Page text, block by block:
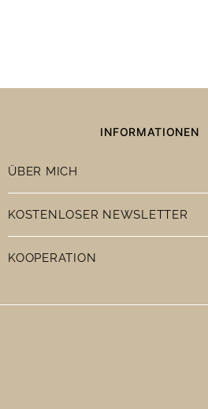
INFORMATIONEN
ÜBER MICH
KOSTENLOSER NEWSLETTER
KOOPERATION